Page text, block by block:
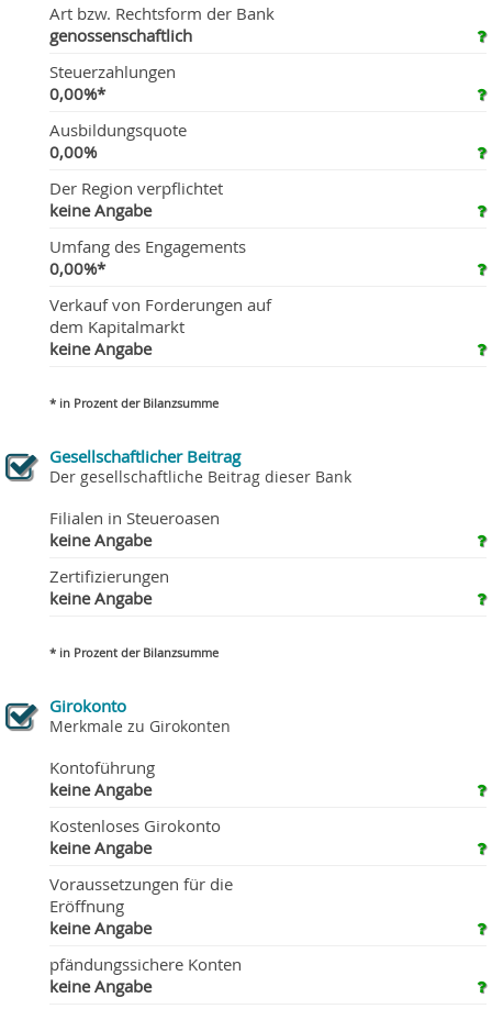
Art bzw. Rechtsform der Bank
genossenschaftlich
Steuerzahlungen
0,00%*
Ausbildungsquote
0,00%
Der Region verpflichtet
keine Angabe
Umfang des Engagements
0,00%*
Verkauf von Forderungen auf
dem Kapitalmarkt
keine Angabe
* in Prozent der Bilanzsumme
Gesellschaftlicher Beitrag
Der gesellschaftliche Beitrag dieser Bank
Filialen in Steueroasen
keine Angabe
Zertifizierungen
keine Angabe
* in Prozent der Bilanzsumme
Girokonto
Merkmale zu Girokonten
Kontoführung
keine Angabe
Kostenloses Girokonto
keine Angabe
Voraussetzungen für die
Eröffnung
keine Angabe
pfändungssichere Konten
keine Angabe